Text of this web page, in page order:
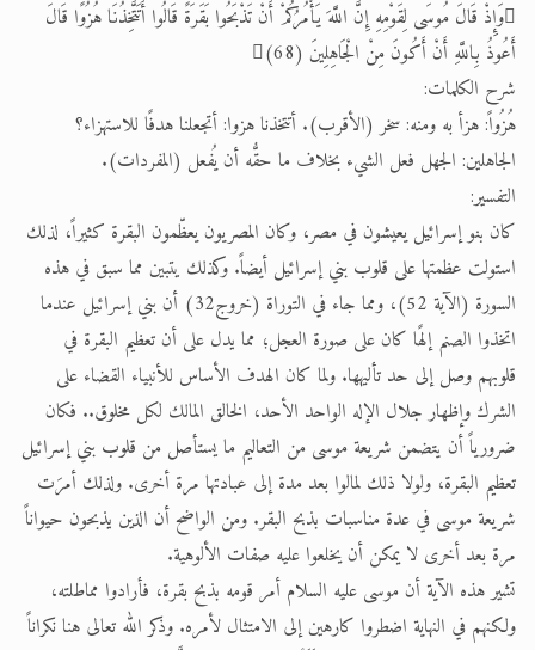
وَإِذْ قَالَ مُوسَى لِقَوْمِهِ إِنَّ اللَّهَ يَأْمُرُكُمْ أَنْ تَذْبَحُوا بَقَرَةً قَالُوا أَتَتَّخِذُنَا هُزُوًا قَالَ
أَعُوذُ بِاللَّهِ أَنْ أَكُونَ مِنْ الْجَاهِلِينَ (68)
شرح الكلمات:
هُزُواً: هزأ به ومنه: سخر (الأقرب). أتتخذنا هزوا: أتجعلنا هدفًا للاستهزاء؟
الجاهلين: الجهل فعل الشيء بخلاف ما حقُّه أن يُفعل (المفردات).
التفسير:
كان بنو إسرائيل يعيشون في مصر، وكان المصريون يعظّمون البقرة كثيراً، لذلك
استولت عظمتها على قلوب بني إسرائيل أيضاً. وكذلك يتبين مما سبق في هذه
السورة (الآية 52)، ومما جاء في التوراة (خروج32) أن بني إسرائيل عندما
اتخذوا الصنم إلهًا كان على صورة العجل؛ مما يدل على أن تعظيم البقرة في
قلوبهم وصل إلى حد تأليهها. ولما كان الهدف الأساس للأنبياء القضاء على
الشرك وإظهار جلال الإله الواحد الأحد، الخالق المالك لكل مخلوق.. فكان
ضرورياً أن يتضمن شريعة موسى من التعاليم ما يستأصل من قلوب بني إسرائيل
تعظيم البقرة، ولولا ذلك لمالوا بعد مدة إلى عبادتها مرة أخرى. ولذلك أمرَت
شريعة موسى في عدة مناسبات بذبح البقر. ومن الواضح أن الذين يذبحون حيواناً
مرة بعد أخرى لا يمكن أن يخلعوا عليه صفات الألوهية.
تشير هذه الآية أن موسى عليه السلام أمر قومه بذبح بقرة، فأرادوا مماطلته،
ولكنهم في النهاية اضطروا كارهين إلى الامتثال لأمره. وذكر الله تعالى هنا نكراناً